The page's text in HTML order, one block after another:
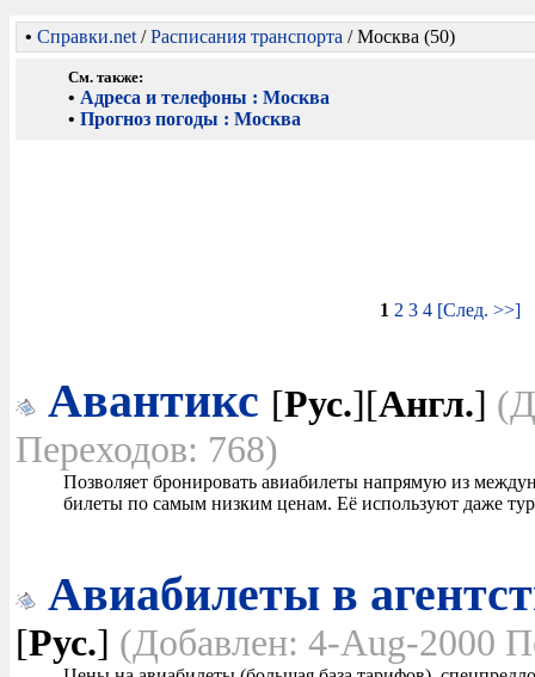
• Справки.net /Расписания транспорта / Москва (50)
См. также:
• Адреса и телефоны : Москва
•Прогноз погоды : Москва
1 2 3 4 [След. >>]
Авантикс [Рус.][Англ.]
Переходов: 768)
Позволяет бронировать авиабилеты напрямую из
билеты по самым низким ценам. Её используют даже
Авиабилеты в
[Рус.] (Добавлен: 4-Aug-2000